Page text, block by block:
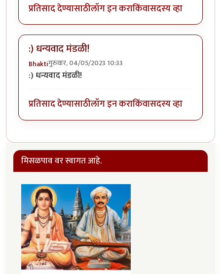
प्रतिसाद देण्यासाठीलॉग इन कराकिंवासदस्य व्हा
:) धन्यवाद मंडळी!
Bhaktiगुरुवार, 04/05/2023 10:33
:) धन्यवाद मंडळी!
प्रतिसाद देण्यासाठीलॉग इन कराकिंवासदस्य व्हा
मिसळपाव वर स्वागत आहे.